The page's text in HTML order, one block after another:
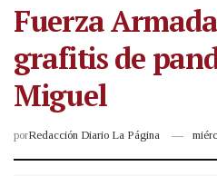
Fuerza
grafitis de
Miguel
porRedacción Diario La Página